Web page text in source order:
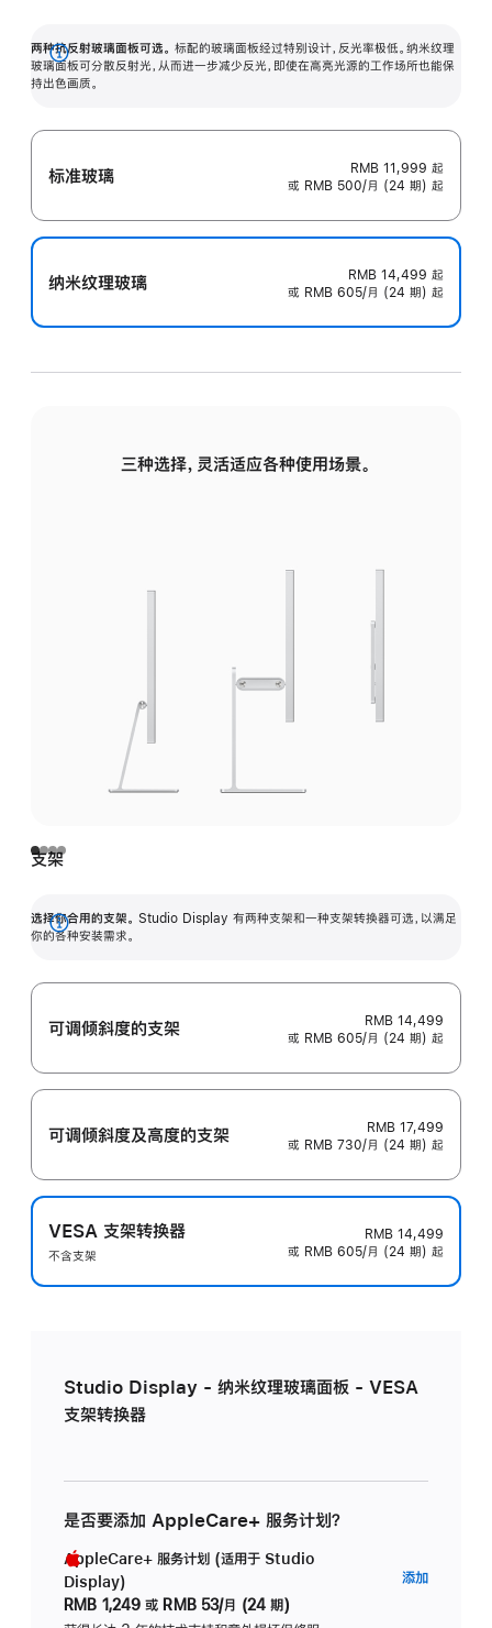
两种抗反射玻璃面板可选。 标配的玻璃面板经过特别设计，反光率极低。纳米纹理
玻璃面板可分散反射光，从而进一步减少反光，即使在高亮光源的工作场所也能保
持出色画质。
展
开
标准玻璃 RMB 11,999 起
或 RMB 500/月 (24 期) 起
纳米纹理玻璃 RMB 14,499 起
或 RMB 605/月 (24 期) 起
三种选择，灵活适应各种使用场景。
支架
选择你合用的支架。 Studio Display 有两种支架和一种支架转换器可选，以满足
你的各种安装需求。
展
可调倾斜度的支架
RMB 14,499
或 RMB 605/月 (24 期) 起
可调倾斜度及高‍度的支‍架
RMB 17,499
或 RMB 730/月 (24 期) 起
VESA 支架转换器
不含支架
RMB 14,499
或 RMB 605/月 (24 期) 起
Studio Display - 纳米纹理玻璃面板 - VESA
支架转换器
是否要添加 AppleCare+ 服务计划？
AppleCare+ 服务计划 (适用于 Studio
Display)
RMB 1,249 或 RMB 53/月 (24 期)
添加